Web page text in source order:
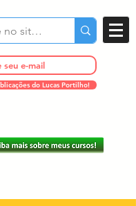
do Lucas Portilho!